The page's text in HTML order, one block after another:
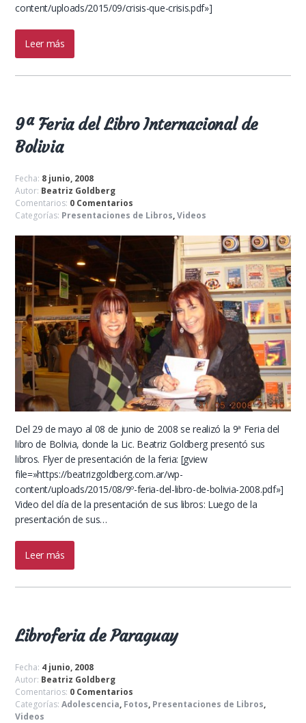
content/uploads/2015/09/crisis-que-crisis.pdf»]
Leer más
9ª Feria del Libro Internacional de
Bolivia
Fecha: 8 junio, 2008
Autor: Beatriz Goldberg
Comentarios: 0 Comentarios
Categorías: Presentaciones de Libros,Videos
Del 29 de mayo al 08 de junio de 2008 se realizó la 9ª Feria del
libro de Bolivia, donde la Lic. Beatriz Goldberg presentó sus
libros. Flyer de presentación de la feria: [gview
file=»https://beatrizgoldberg.com.ar/wp-
content/uploads/2015/08/9º-feria-del-libro-de-bolivia-2008.pdf»]
Video del día de la presentación de sus libros: Luego de la
presentación de sus…
Leer más
Libroferia de Paraguay
Fecha: 4 junio, 2008
Autor: Beatriz Goldberg
Comentarios: 0 Comentarios
Categorías:Adolescencia, Fotos, Presentaciones de Libros,
Videos